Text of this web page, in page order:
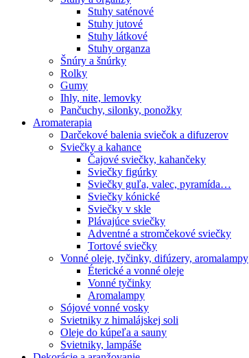
Stuhy saténové
Stuhy jutové
Stuhy látkové
Stuhy organza
Šnúry a šnúrky
Rolky
Gumy
Ihly, nite, lemovky
Pančuchy, silonky, ponožky
Aromaterapia
Darčekové balenia sviečok a difuzerov
Sviečky a kahance
Čajové sviečky, kahančeky
Sviečky figúrky
Sviečky guľa, valec, pyramída…
Sviečky kónické
Sviečky v skle
Plávajúce sviečky
Adventné a stromčekové sviečky
Tortové sviečky
Vonné oleje, tyčinky, difúzery, aromalampy
Éterické a vonné oleje
Vonné tyčinky
Aromalampy
Sójové vonné vosky
Svietniky z himalájskej soli
Oleje do kúpeľa a sauny
Svietniky, lampáše